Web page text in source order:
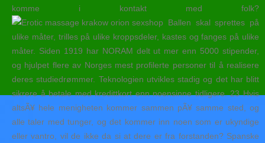
komme i kontakt med folk?
Ballen skal sprettes på
ulike måter, trilles på ulike kroppsdeler, kastes og fanges på ulike
måter. Siden 1919 har NORAM delt ut mer enn 5000 stipender,
og hjulpet flere av Norges mest profilerte personer til å realisere
deres studiedrømmer. Teknologien utvikles stadig og det har blitt
sikrere å betale med kredittkort enn noensinne tidligere. 23 Hvis
altsÃ¥ hele menigheten kommer sammen pÃ¥ samme sted, og
alle taler med tunger, og det kommer inn noen som er ukyndige
eller vantro, vil de ikke da si at dere er fra forstanden? Spanske